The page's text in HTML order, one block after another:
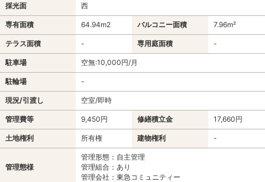
採光面 西
専有面積 64.94m2 バルコニー面積 7.96m²
テラス面積 - 専用庭面積 -
駐車場 空無:10,000円/月
駐輪場 -
現況/引渡し 空室/即時
管理費等 9,450円 修繕積立金 17,660円
土地権利 所有権 建物権利 -
管理態様
管理形態：自主管理
管理組合：あり
管理会社：東急コミュニティー